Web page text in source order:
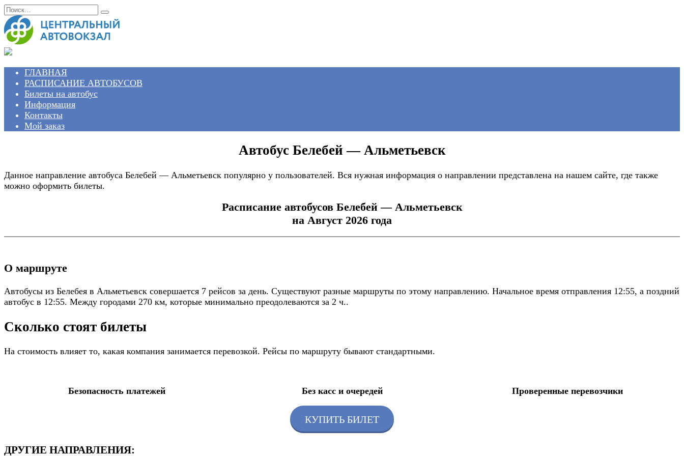
Перейти
к
содержанию
Search
for:
ГЛАВНАЯ
РАСПИСАНИЕ АВТОБУСОВ
Билеты на автобус
Информация
Контакты
Мой заказ
Автобус Белебей — Альметьевск
Данное направление автобуса Белебей — Альметьевск популярно у пользователей. Вся нужная информация о направлении представлена на нашем сайте, где также
можно оформить билеты.
Расписание автобусов Белебей — Альметьевск
на Август 2026 года
О маршруте
Автобусы из Белебея в Альметьевск совершается 7 рейсов за день. Существуют разные маршруты по этому направлению. Начальное время отправления 12:55, а поздний
автобус в 12:55. Между городами 270 км, которые минимально преодолеваются за 2 ч..
Сколько стоят билеты
На стоимость влияет то, какая компания занимается перевозкой. Рейсы по маршруту бывают стандартными.
Безопасность платежей Без касс и очередей Проверенные перевозчики
КУПИТЬ БИЛЕТ
ДРУГИЕ НАПРАВЛЕНИЯ: